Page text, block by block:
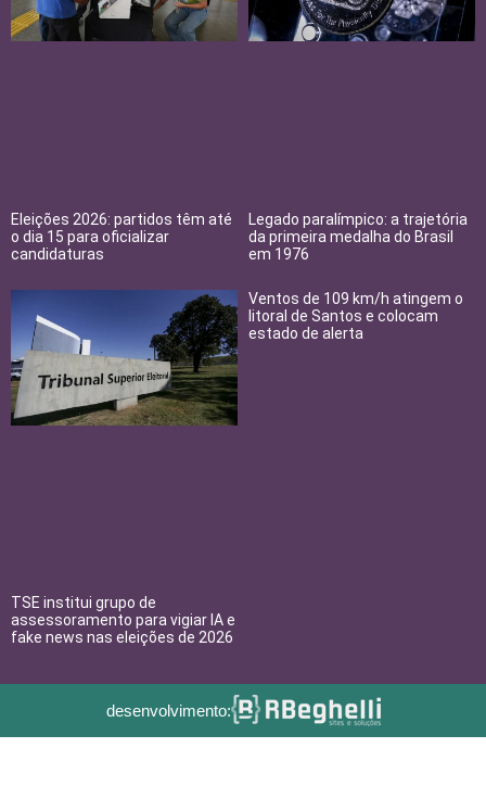
Eleições 2026: partidos têm até
o dia 15 para oficializar
candidaturas
Legado paralímpico: a trajetória
da primeira medalha do Brasil
em 1976
TSE institui grupo de
assessoramento para vigiar IA e
fake news nas eleições de 2026
Ventos de 109 km/h atingem o
litoral de Santos e colocam
estado de alerta
desenvolvimento: